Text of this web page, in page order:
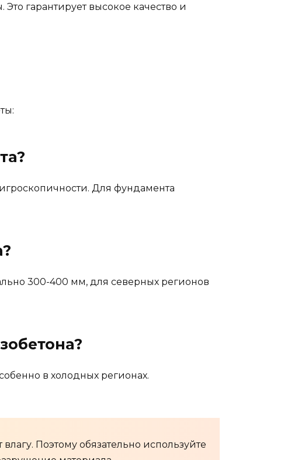
гарантирует высокое качество и
Для фундамента
300-400 мм, для северных регионов
в холодных регионах.
Поэтому обязательно используйте